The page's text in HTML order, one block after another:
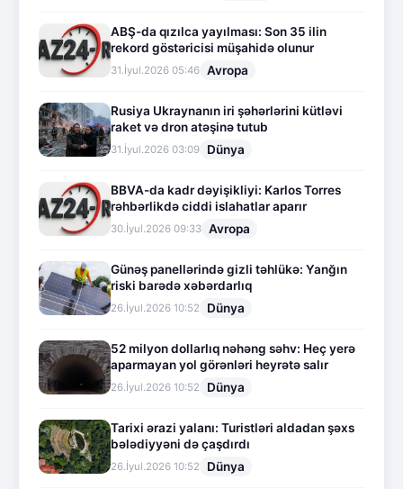
ABŞ-da qızılca yayılması: Son 35 ilin
rekord göstəricisi müşahidə olunur
31.İyul.2026 05:46 Avropa
Rusiya Ukraynanın iri şəhərlərini kütləvi
raket və dron atəşinə tutub
31.İyul.2026 03:09 Dünya
BBVA-da kadr dəyişikliyi: Karlos Torres
rəhbərlikdə ciddi islahatlar aparır
30.İyul.2026 09:33 Avropa
Günəş panellərində gizli təhlükə: Yanğın
riski barədə xəbərdarlıq
26.İyul.2026 10:52 Dünya
52 milyon dollarlıq nəhəng səhv: Heç yerə
aparmayan yol görənləri heyrətə salır
26.İyul.2026 10:52 Dünya
Tarixi ərazi yalanı: Turistləri aldadan şəxs
bələdiyyəni də çaşdırdı
26.İyul.2026 10:52 Dünya